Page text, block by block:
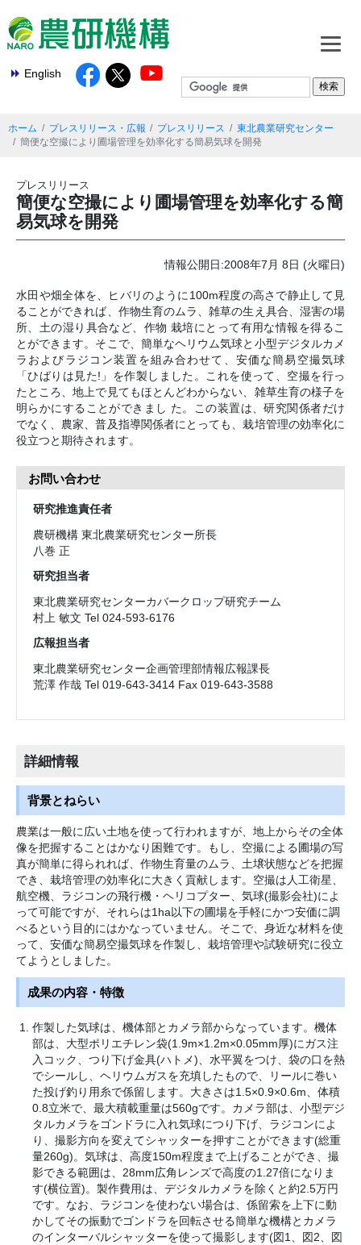
English
ホーム プレスリリース・広報 プレスリリース
東北農業研究センター
簡便な空撮により圃場管理を効率化する簡易気球を開発
プレスリリース
簡便な空撮により圃場管理を効率化する簡
易気球を開発
情報公開日:2008年7月 8日 (火曜日)
水田や畑全体を、ヒバリのように100m程度の高さで静止して見
ることができれば、作物生育のムラ、雑草の生え具合、湿害の場
所、土の湿り具合など、作物 栽培にとって有用な情報を得るこ
とができます。そこで、簡単なヘリウム気球と小型デジタルカメ
ラおよびラジコン装置を組み合わせて、安価な簡易空撮気球
「ひばりは見た!」を作製しました。これを使って、空撮を行っ
たところ、地上で見てもほとんどわからない、雑草生育の様子を
明らかにすることができまし た。この装置は、研究関係者だけ
でなく、農家、普及指導関係者にとっても、栽培管理の効率化に
役立つと期待されます。
お問い合わせ
研究推進責任者
農研機構 東北農業研究センター所長
八巻 正
研究担当者
東北農業研究センターカバークロップ研究チーム
村上 敏文 Tel 024-593-6176
広報担当者
東北農業研究センター企画管理部情報広報課長
荒澤 作哉 Tel 019-643-3414 Fax 019-643-3588
詳細情報
背景とねらい
農業は一般に広い土地を使って行われますが、地上からその全体
像を把握することはかなり困難です。もし、空撮による圃場の写
真が簡単に得られれば、作物生育量のムラ、土壌状態などを把握
でき、栽培管理の効率化に大きく貢献します。空撮は人工衛星、
航空機、ラジコンの飛行機・ヘリコプター、気球(撮影会社)によ
って可能ですが、それらは1ha以下の圃場を手軽にかつ安価に調
べるという目的にはかなっていません。そこで、身近な材料を使
って、安価な簡易空撮気球を作製し、栽培管理や試験研究に役立
てようとしました。
成果の内容・特徴
作製した気球は、機体部とカメラ部からなっています。機体
部は、大型ポリエチレン袋(1.9m×1.2m×0.05mm厚)にガス注
入コック、つり下げ金具(ハトメ)、水平翼をつけ、袋の口を熱
でシールし、ヘリウムガスを充填したもので、リールに巻い
た投げ釣り用糸で係留します。大きさは1.5×0.9×0.6m、体積
0.8立米で、最大積載重量は560gです。カメラ部は、小型デジ
タルカメラをゴンドラに入れ気球につり下げ、ラジコンによ
り、撮影方向を変えてシャッターを押すことができます(総重
量260g)。気球は、高度150m程度まで上げることができ、撮
影できる範囲は、28mm広角レンズで高度の1.27倍になりま
す(横位置)。製作費用は、デジタルカメラを除くと約2.5万円
です。なお、ラジコンを使わない場合は、係留索を上下に動
かしてその振動でゴンドラを回転させる簡単な機構とカメラ
のインターバルシャッターを使って撮影します(図1、図2、図